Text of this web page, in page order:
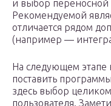
и выбор
Рекомендуемой
отличается рядом
(например —
На следующем этапе
поставить
здесь выбор
пользователя.